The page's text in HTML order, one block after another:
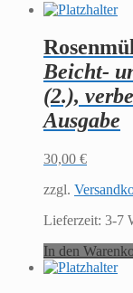
Beicht-
(2.),
Ausgabe
30,00 €
zzgl.
Lieferzeit: 3-7
In den